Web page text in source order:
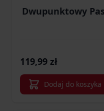
Dwupunktowy
119,99 zł
Dodaj do koszyka